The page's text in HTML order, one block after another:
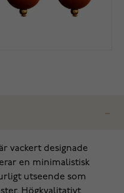
vackert designade
en minimalistisk
utseende som